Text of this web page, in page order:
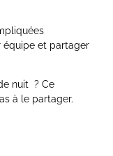
équipe et partager
nuit ? Ce
à le partager.